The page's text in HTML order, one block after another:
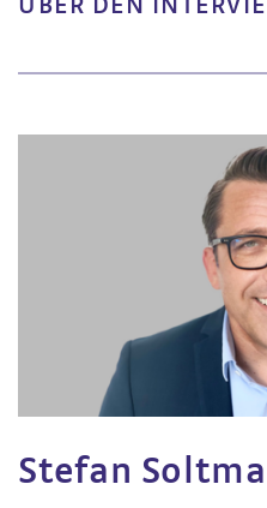
ÜBER DEN
Stefan